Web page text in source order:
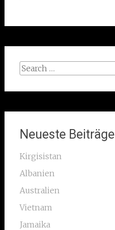
Search
Neueste Beiträge
Kirgisistan
Albanien
Australien
Vietnam
Jamaika